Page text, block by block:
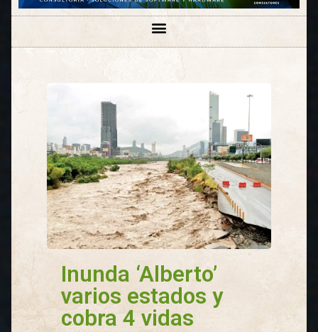
Inunda ‘Alberto’
varios estados y
cobra 4 vidas